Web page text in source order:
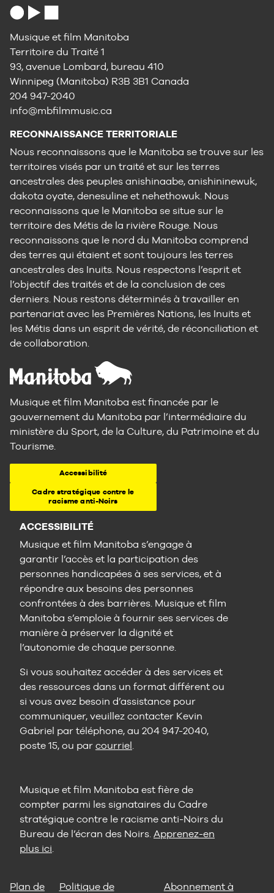
Musique et film Manitoba
Territoire du Traité 1
93, avenue Lombard, bureau 410
Winnipeg (Manitoba) R3B 3B1 Canada
204 947-2040
info@mbfilmmusic.ca
RECONNAISSANCE TERRITORIALE
Nous reconnaissons que le Manitoba se trouve sur les
territoires visés par un traité et sur les terres
ancestrales des peuples anishinaabe, anishininewuk,
dakota oyate, denesuline et nehethowuk. Nous
reconnaissons que le Manitoba se situe sur le
territoire des Métis de la rivière Rouge. Nous
reconnaissons que le nord du Manitoba comprend
des terres qui étaient et sont toujours les terres
ancestrales des Inuits. Nous respectons l’esprit et
l’objectif des traités et de la conclusion de ces
derniers. Nous restons déterminés à travailler en
partenariat avec les Premières Nations, les Inuits et
les Métis dans un esprit de vérité, de réconciliation et
de collaboration.
Musique et film Manitoba est financée par le
gouvernement du Manitoba par l’intermédiaire du
ministère du Sport, de la Culture, du Patrimoine et du
Tourisme.
Accessibilité
Cadre stratégique contre le
racisme anti-Noirs
ACCESSIBILITÉ
Musique et film Manitoba s’engage à
garantir l’accès et la participation des
personnes handicapées à ses services, et à
répondre aux besoins des personnes
confrontées à des barrières. Musique et film
Manitoba s’emploie à fournir ses services de
manière à préserver la dignité et
l’autonomie de chaque personne.
Si vous souhaitez accéder à des services et
des ressources dans un format différent ou
si vous avez besoin d’assistance pour
communiquer, veuillez contacter Kevin
Gabriel par téléphone, au 204 947-2040,
poste 15, ou par courriel .
Musique et film Manitoba est fière de
compter parmi les signataires du Cadre
stratégique contre le racisme anti-Noirs du
Bureau de l’écran des Noirs. Apprenez-en
plus ici.
Plan de Politique de Abonnement à